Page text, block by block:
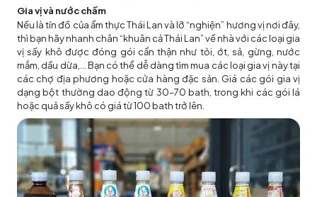
Gia vị và nước chấm
Nếu là tín đồ của ẩm thực Thái Lan và lỡ “nghiện” hương vị nơi đây,
thì bạn hãy nhanh chân “khuân cả Thái Lan” về nhà với các loại gia
vị sấy khô được đóng gói cẩn thận như tỏi, ớt, sả, gừng, nước
mắm, dầu dừa,… Bạn có thể dễ dàng tìm mua các loại gia vị này tại
các chợ địa phương hoặc cửa hàng đặc sản. Giá các gói gia vị
dạng bột thường dao động từ 30–70 bath, trong khi các gói lá
hoặc quả sấy khô có giá từ 100 bath trở lên.